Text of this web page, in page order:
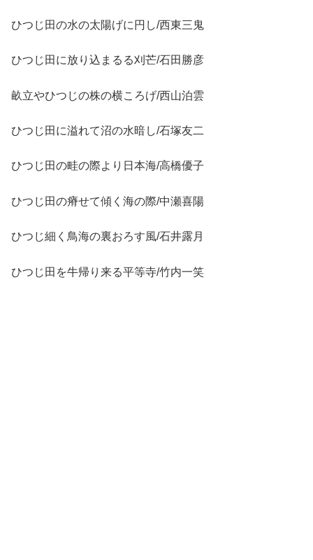
ひつじ田の水の太陽げに円し/西東三鬼
ひつじ田に放り込まるる刈芒/石田勝彦
畝立やひつじの株の横ころげ/西山泊雲
ひつじ田に溢れて沼の水暗し/石塚友二
ひつじ田の畦の際より日本海/高橋優子
ひつじ田の瘠せて傾く海の際/中瀬喜陽
ひつじ細く鳥海の裏おろす風/石井露月
ひつじ田を牛帰り来る平等寺/竹内一笑